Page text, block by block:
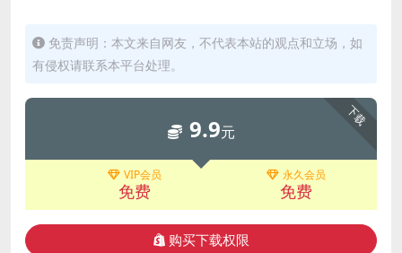
免责声明：本文来自网友，不代表本站的观点和立场，如
有侵权请联系本平台处理。
下载
9.9元
VIP会员
免费
永久会员
免费
购买下载权限